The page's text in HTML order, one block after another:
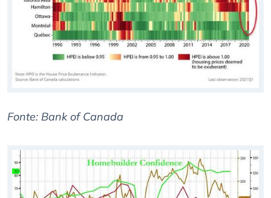
Fonte: Bank of Canada